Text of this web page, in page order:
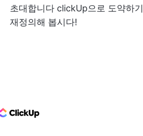
초대합니다 clickUp으로 도약하기
재정의해 봅시다!
Logo